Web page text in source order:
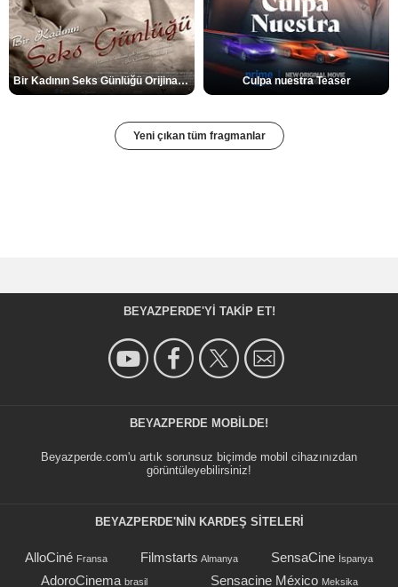
Bir Kadının Seks Günlüğü Orijinal Fragman Culpa nuestra Teaser
Yeni çıkan tüm fragmanlar
BEYAZPERDE'YI TAKIP ET!
BEYAZPERDE MOBILDE!
Beyazperde.com'u artık sorunsuz biçimde mobil cihazınızdan
görüntüleyebilirsiniz!
BEYAZPERDE'NIN KARDEŞ SİTELERİ
AlloCiné Fransa Filmstarts Almanya SensaCine İspanya
AdoroCinema brasil Sensacine México Meksika